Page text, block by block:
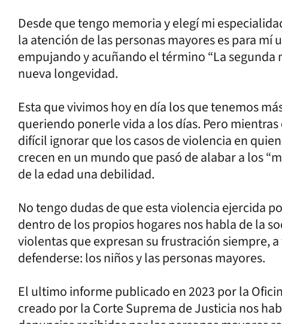
Desde que tengo memoria y elegí mi
la atención de las personas mayores es para mí
empujando y acuñando el término “La
nueva longevidad.
Esta que vivimos hoy en día los que tenemos
queriendo ponerle vida a los días. Pero
difícil ignorar que los casos de violencia en
crecen en un mundo que pasó de alabar a los
de la edad una debilidad.
No tengo dudas de que esta violencia ejercida
dentro de los propios hogares nos habla de la
violentas que expresan su frustración siempre,
defenderse: los niños y las personas mayores.
El ultimo informe publicado en 2023 por la
creado por la Corte Suprema de Justicia nos